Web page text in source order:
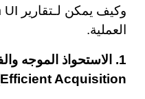
العملية.
Efficient Acquisition):